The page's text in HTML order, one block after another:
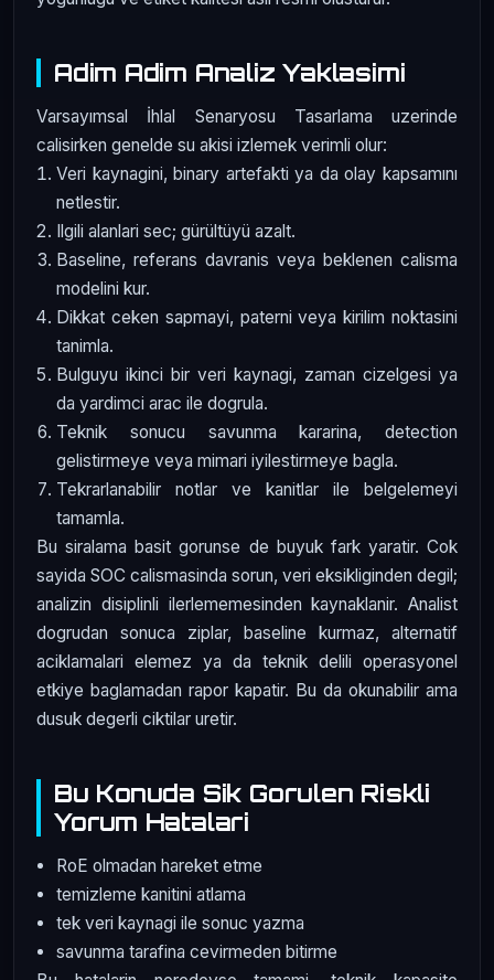
Adim Adim Analiz Yaklasimi
Varsayımsal İhlal Senaryosu Tasarlama uzerinde
calisirken genelde su akisi izlemek verimli olur:
Veri kaynagini, binary artefakti ya da olay kapsamını
netlestir.
Ilgili alanlari sec; gürültüyü azalt.
Baseline, referans davranis veya beklenen calisma
modelini kur.
Dikkat ceken sapmayi, paterni veya kirilim noktasini
tanimla.
Bulguyu ikinci bir veri kaynagi, zaman cizelgesi ya
da yardimci arac ile dogrula.
Teknik sonucu savunma kararina, detection
gelistirmeye veya mimari iyilestirmeye bagla.
Tekrarlanabilir notlar ve kanitlar ile belgelemeyi
tamamla.
Bu siralama basit gorunse de buyuk fark yaratir. Cok
sayida SOC calismasinda sorun, veri eksikliginden degil;
analizin disiplinli ilerlememesinden kaynaklanir. Analist
dogrudan sonuca ziplar, baseline kurmaz, alternatif
aciklamalari elemez ya da teknik delili operasyonel
etkiye baglamadan rapor kapatir. Bu da okunabilir ama
dusuk degerli ciktilar uretir.
Bu Konuda Sik Gorulen Riskli
Yorum Hatalari
RoE olmadan hareket etme
temizleme kanitini atlama
tek veri kaynagi ile sonuc yazma
savunma tarafina cevirmeden bitirme